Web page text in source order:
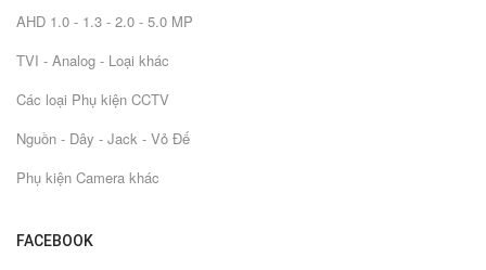
AHD 1.0 - 1.3 - 2.0 - 5.0 MP
TVI - Analog - Loại khác
Các loại Phụ kiện CCTV
Nguồn - Dây - Jack - Vỏ Đế
Phụ kiện Camera khác
FACEBOOK